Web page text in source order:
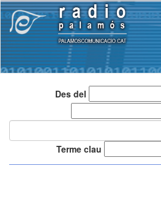
Des del
Terme clau